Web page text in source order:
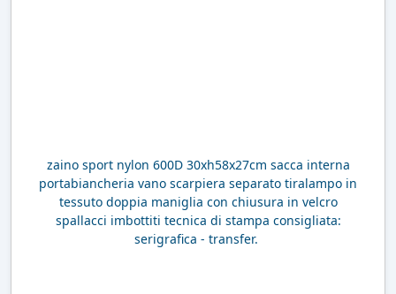
zaino sport nylon 600D 30xh58x27cm sacca interna
portabiancheria vano scarpiera separato tiralampo in
tessuto doppia maniglia con chiusura in velcro
spallacci imbottiti tecnica di stampa consigliata:
serigrafica - transfer.